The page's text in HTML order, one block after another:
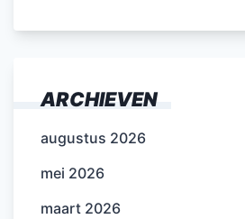
ARCHIEVEN
augustus 2026
mei 2026
maart 2026